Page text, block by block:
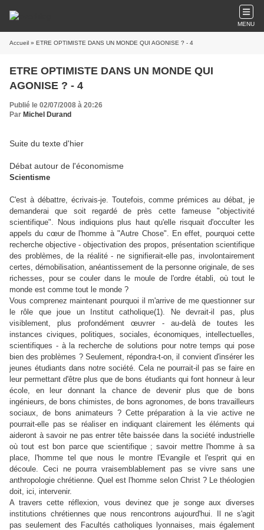
MENU
Accueil » ETRE OPTIMISTE DANS UN MONDE QUI AGONISE ? - 4
ETRE OPTIMISTE DANS UN MONDE QUI
AGONISE ? - 4
Publié le 02/07/2008 à 20:26
Par Michel Durand
Suite du texte d'hier
Débat autour de l'économisme
Scientisme
C'est à débattre, écrivais-je. Toutefois, comme prémices au débat, je
demanderai que soit regardé de près cette fameuse "objectivité
scientifique". Nous indiquions plus haut qu'elle risquait d'occulter les
appels du cœur de l'homme à "Autre Chose". En effet, pourquoi cette
recherche objective - objectivation des propos, présentation scientifique
des problèmes, de la réalité - ne signifierait-elle pas, involontairement
certes, démobilisation, anéantissement de la personne originale, de ses
richesses, pour se couler dans le moule de l'ordre établi, où tout le
monde est comme tout le monde ?
Vous comprenez maintenant pourquoi il m'arrive de me questionner sur
le rôle que joue un Institut catholique(1). Ne devrait-il pas, plus
visiblement, plus profondément œuvrer - au-delà de toutes les
instances civiques, politiques, sociales, économiques, intellectuelles,
scientifiques - à la recherche de solutions pour notre temps qui pose
bien des problèmes ? Seulement, répondra-t-on, il convient d'insérer les
jeunes étudiants dans notre société. Cela ne pourrait-il pas se faire en
leur permettant d'être plus que de bons étudiants qui font honneur à leur
école, en leur donnant la chance de devenir plus que de bons
ingénieurs, de bons chimistes, de bons agronomes, de bons travailleurs
sociaux, de bons animateurs ? Cette préparation à la vie active ne
pourrait-elle pas se réaliser en indiquant clairement les éléments qui
aideront à savoir ne pas entrer tête baissée dans la société industrielle
où tout est bon parce que scientifique ; savoir mettre l'homme à sa
place, l'homme tel que nous le montre l'Evangile et l'esprit qui en
découle. Ceci ne pourra vraisemblablement pas se vivre sans une
anthropologie chrétienne. Quel est l'homme selon Christ ? Le théologien
doit, ici, intervenir.
A travers cette réflexion, vous devinez que je songe aux diverses
institutions chrétiennes que nous rencontrons aujourd'hui. Il ne s'agit
pas seulement des Facultés catholiques lyonnaises, mais également